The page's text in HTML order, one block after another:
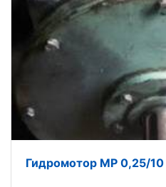
Гидромотор МР 0,25/10